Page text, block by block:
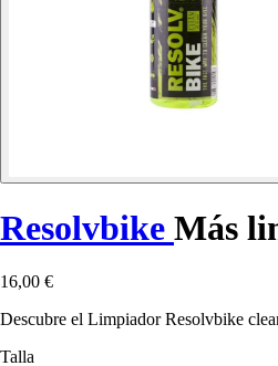
Resolvbike Más
16,00 €
Descubre el Limpiador Resolvbike
Talla